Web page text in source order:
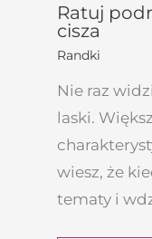
Ratuj
cisza
Randki
Nie raz
laski.
wiesz, że
tematy i